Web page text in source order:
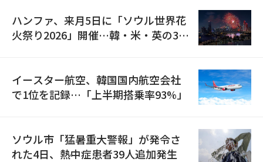
ハンファ、来月5日に「ソウル世界花
火祭り2026」開催…韓・米・英の3カ
イースター航空、韓国国内航空会社
で1位を記録…「上半期搭乗率93%」
ソウル市「猛暑重大警報」が発令さ
れた4日、熱中症患者39人追加発生